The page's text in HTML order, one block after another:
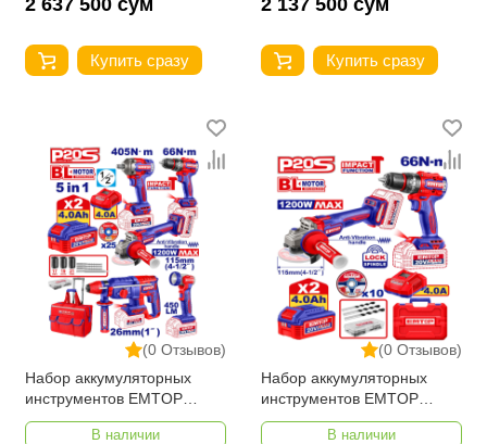
2 637 500 сум
Купить сразу
2 137 500 сум
Купить сразу
(0 Отзывов)
Набор аккумуляторных
инструментов EMTOP
ECKL20595
В наличии
(0 Отзывов)
Набор аккумуляторных
инструментов EMTOP
ECKL20256
В наличии